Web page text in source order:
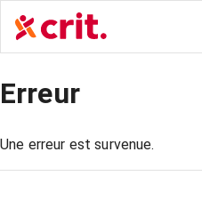
Erreur
Une erreur est survenue.